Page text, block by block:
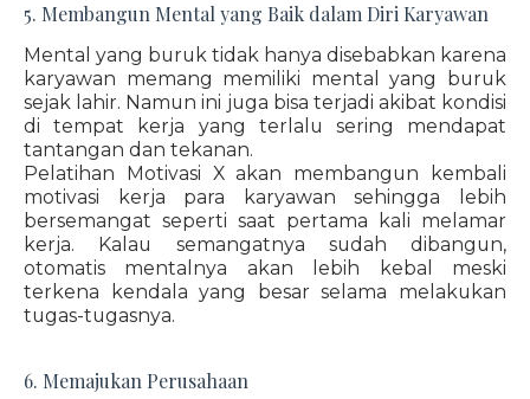
5. Membangun Mental yang Baik dalam Diri Karyawan
Mental yang buruk tidak hanya disebabkan karena
karyawan memang memiliki mental yang buruk
sejak lahir. Namun ini juga bisa terjadi akibat kondisi
di tempat kerja yang terlalu sering mendapat
tantangan dan tekanan.
Pelatihan Motivasi X akan membangun kembali
motivasi kerja para karyawan sehingga lebih
bersemangat seperti saat pertama kali melamar
kerja. Kalau semangatnya sudah dibangun,
otomatis mentalnya akan lebih kebal meski
terkena kendala yang besar selama melakukan
tugas-tugasnya.
6. Memajukan Perusahaan